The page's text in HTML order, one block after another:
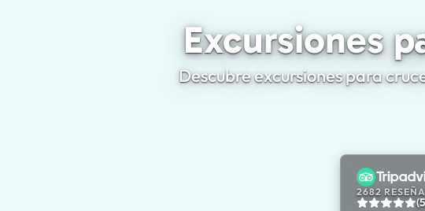
Excursiones
Descubre excursiones para
2682